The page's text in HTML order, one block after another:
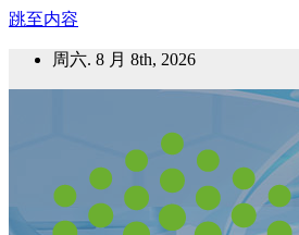
跳至内容
周六. 8 月 8th, 2026